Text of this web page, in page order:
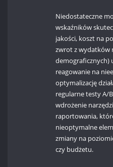
Niedostateczne
wskaźników
jakości, koszt na
zwrot z wydatków
demograficznych)
reagowanie na
optymalizację
regularne testy A/
wdrożenie
raportowania,
nieoptymalne
zmiany na
czy budżetu.